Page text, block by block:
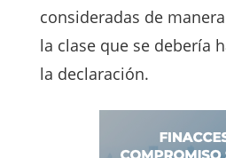
consideradas de
la clase que se debería
la declaración.